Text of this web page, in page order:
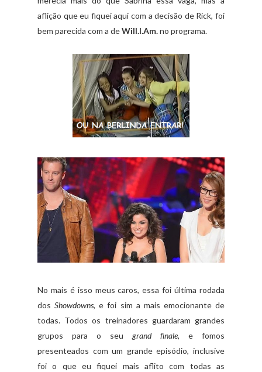
aflição que eu fiquei aqui com a decisão de Rick, foi
bem parecida com a deWill.I.Am.no programa.
No mais é isso meus caros, essa foi última rodada
dosShowdowns, e foi sim a mais emocionante de
todas. Todos os treinadores guardaram grandes
grupos para o seugrand finale, e fomos
presenteados com um grande episódio, inclusive
foi o que eu fiquei mais aflito com todas as